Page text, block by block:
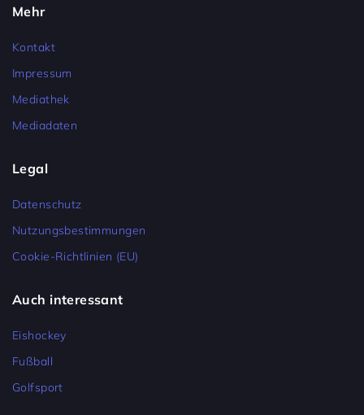
Mehr
Kontakt
Impressum
Mediathek
Mediadaten
Legal
Datenschutz
Nutzungsbestimmungen
Cookie-Richtlinien (EU)
Auch interessant
Eishockey
Fußball
Golfsport